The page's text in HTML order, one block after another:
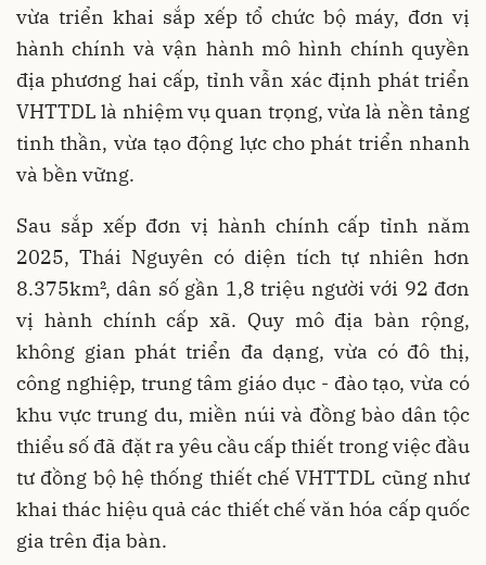
vừa triển khai sắp xếp tổ chức bộ máy, đơn vị
hành chính và vận hành mô hình chính quyền
địa phương hai cấp, tỉnh vẫn xác định phát triển
VHTTDL là nhiệm vụ quan trọng, vừa là nền tảng
tinh thần, vừa tạo động lực cho phát triển nhanh
và bền vững.
Sau sắp xếp đơn vị hành chính cấp tỉnh năm
2025, Thái Nguyên có diện tích tự nhiên hơn
8.375km², dân số gần 1,8 triệu người với 92 đơn
vị hành chính cấp xã. Quy mô địa bàn rộng,
không gian phát triển đa dạng, vừa có đô thị,
công nghiệp, trung tâm giáo dục - đào tạo, vừa có
khu vực trung du, miền núi và đồng bào dân tộc
thiểu số đã đặt ra yêu cầu cấp thiết trong việc đầu
tư đồng bộ hệ thống thiết chế VHTTDL cũng như
khai thác hiệu quả các thiết chế văn hóa cấp quốc
gia trên địa bàn.